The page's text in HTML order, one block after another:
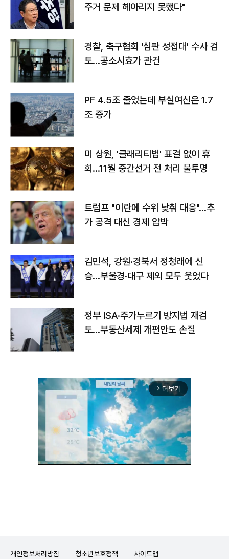
주거 문제 헤아리지 못했다"
경찰, 축구협회 '심판 성접대' 수사 검
토…공소시효가 관건
PF 4.5조 줄었는데 부실여신은 1.7
조 증가
미 상원, '클래리티법' 표결 없이 휴
회…11월 중간선거 전 처리 불투명
트럼프 "이란에 수위 낮춰 대응"…추
가 공격 대신 경제 압박
김민석, 강원·경북서 정청래에 신
승…부울경·대구 제외 모두 웃었다
정부 ISA·주가누르기 방지법 재검
토…부동산세제 개편안도 손질
arrow_forward_ios 더보기
개인정보처리방침 청소년보호정책 사이트맵